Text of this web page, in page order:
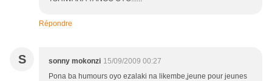
Répondre
S sonny mokonzi 15/09/2009 00:27
Pona ba humours oyo ezalaki na likembe,jeune pour jeunes